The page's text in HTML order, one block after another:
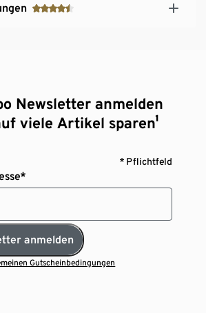
Newsletter anmelden
viele Artikel sparen¹
* Pflichtfeld
anmelden
Gutscheinbedingungen